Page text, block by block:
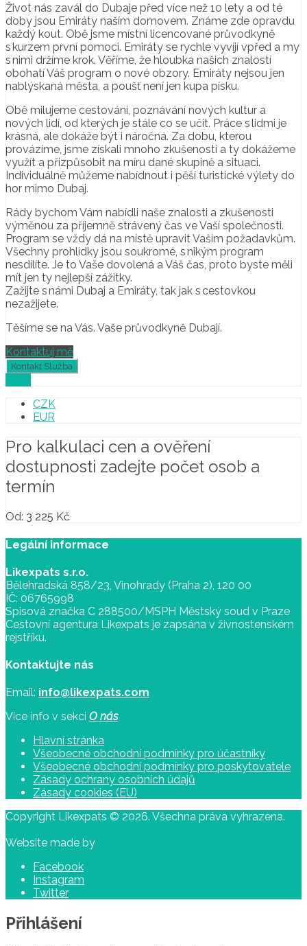
Život nás zavál do Dubaje před více než 10 lety a od té
doby jsou Emiráty naším domovem. Známe zde opravdu
každý kout. Obě jsme místní licencované průvodkyně
s kurzem první pomoci. Emiráty se rychle vyvíjí vpřed a my
s nimi držíme krok. Věříme, že hloubka našich znalostí
obohatí Váš program o nové obzory. Emiráty nejsou jen
nablýskaná města, a poušť není jen kupa písku.
Obě milujeme cestování, poznávání nových kultur a
nových lidí, od kterých je stále co se učit. Práce s lidmi je
krásná, ale dokáže být i náročná. Za dobu, kterou
provázíme, jsme získali mnoho zkušeností a ty dokážeme
využít a přizpůsobit na míru dané skupině a situaci.
Individuálně můžeme nabídnout i pěší turistické výlety do
hor mimo Dubaj.
Rády bychom Vám nabídli naše znalosti a zkušenosti
výměnou za příjemně strávený čas ve Vaší společnosti.
Program se vždy dá na místě upravit Vašim požadavkům.
Všechny prohlídky jsou soukromé, s nikým program
nesdílíte. Je to Vaše dovolená a Váš čas, proto byste měli
mít jen ty nejlepší zážitky.
Zažijte s námi Dubaj a Emiráty, tak jak s cestovkou
nezažijete.
Těšíme se na Vás. Vaše průvodkyně Dubají.
Kontaktuj mě
CZK
EUR
Pro kalkulaci cen a ověření
dostupnosti zadejte počet osob a
termín
Od: 3 225 Kč
Legální informace
Likexpats s.r.o.
Bělehradská 858/23, Vinohrady (Praha 2), 120 00
IČ: 06765998
Spisová značka C 288500/MSPH Městský soud v Praze
Cestovní agentura Likexpats je zapsána v živnostenském
rejstříku.
Kontaktujte nás
Email: info@likexpats.com
Více info v sekci O nás
Hlavní stránka
Všeobecné obchodní podmínky pro účastníky
Všeobecné obchodní podmínky pro poskytovatele
Zásady ochrany osobních údajů
Zásady cookies (EU)
Copyright Likexpats © 2026. Všechna práva vyhrazena.
Website made by
Facebook
Instagram
Twitter
Přihlášení